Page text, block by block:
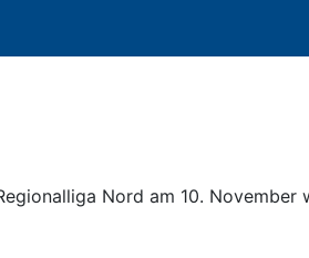
Nord am 10.